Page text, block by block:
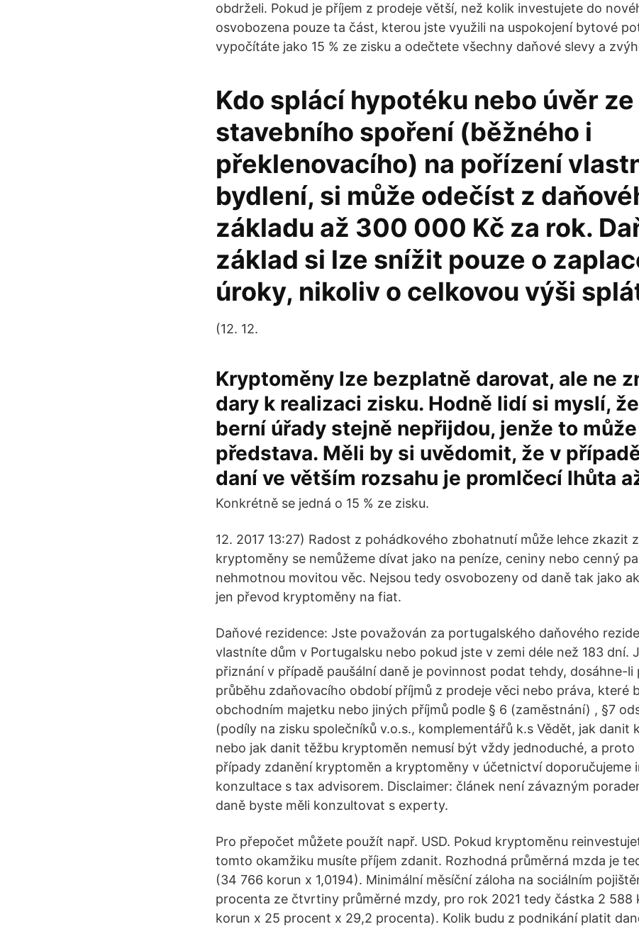
obdrželi. Pokud je příjem z prodeje větší, než kolik investujete do
osvobozena pouze ta část, kterou jste využili na uspokojení bytové
vypočítáte jako 15 % ze zisku a odečtete všechny daňové slevy a
Kdo splácí hypotéku nebo úvěr ze
stavebního spoření (běžného i
překlenovacího) na pořízení
bydlení, si může odečíst z
základu až 300 000 Kč za rok.
základ si lze snížit pouze o
úroky, nikoliv o celkovou výši
(12. 12.
Kryptoměny lze bezplatně darovat, ale ne
dary k realizaci zisku. Hodně lidí si myslí,
berní úřady stejně nepřijdou, jenže to
představa. Měli by si uvědomit, že v
daní ve větším rozsahu je promlčecí lhůta
Konkrétně se jedná o 15 % ze zisku.
12. 2017 13:27) Radost z pohádkového zbohatnutí může lehce zkazit
kryptoměny se nemůžeme dívat jako na peníze, ceniny nebo cenný
nehmotnou movitou věc. Nejsou tedy osvobozeny od daně tak jako
jen převod kryptoměny na fiat.
Daňové rezidence: Jste považován za portugalského daňového
vlastníte dům v Portugalsku nebo pokud jste v zemi déle než 183 dní.
přiznání v případě paušální daně je povinnost podat tehdy, dosáhne-li
průběhu zdaňovacího období příjmů z prodeje věci nebo práva, které
obchodním majetku nebo jiných příjmů podle § 6 (zaměstnání) , §7
(podíly na zisku společníků v.o.s., komplementářů k.s Vědět, jak danit
nebo jak danit těžbu kryptoměn nemusí být vždy jednoduché, a
případy zdanění kryptoměn a kryptoměny v účetnictví doporučujeme
konzultace s tax advisorem. Disclaimer: článek není závazným
daně byste měli konzultovat s experty.
Pro přepočet můžete použít např. USD. Pokud kryptoměnu
tomto okamžiku musíte příjem zdanit. Rozhodná průměrná mzda je
(34 766 korun x 1,0194). Minimální měsíční záloha na sociálním
procenta ze čtvrtiny průměrné mzdy, pro rok 2021 tedy částka 2 588
korun x 25 procent x 29,2 procenta). Kolik budu z podnikání platit